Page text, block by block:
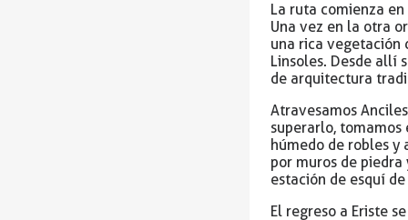
La ruta comienza
Una vez en la otra
una rica vegetación
Linsoles. Desde allí
de arquitectura
Atravesamos
superarlo,
húmedo de robles y
por muros de
estación de esquí
El regreso a Eriste